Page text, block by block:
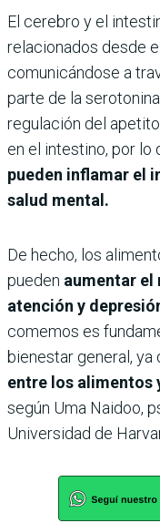
El cerebro y el
relacionados desde
comunicándose a
parte de la
regulación del
en el intestino, por lo
pueden inflamar el
salud mental.
De hecho, los
pueden aumentar el
atención y
comemos es
bienestar general, ya
entre los alimentos
según Uma Naidoo,
Universidad de